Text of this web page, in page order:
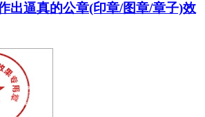
出逼真的公章(印章/图章/章子)效